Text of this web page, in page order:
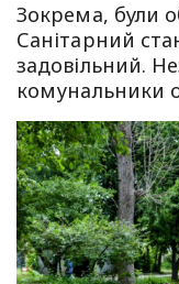
Зокрема, були
Санітарний
задовільний.
комунальники